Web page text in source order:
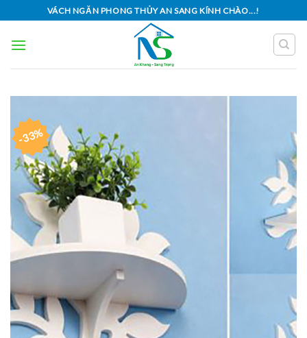
to
content
VÁCH NGĂN PHONG THỦY AN SANG KÍNH CHÀO...!
-33%